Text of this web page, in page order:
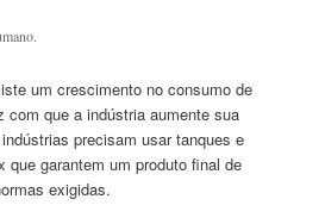
um crescimento no consumo de
com que a indústria aumente sua
precisam usar tanques e
que garantem um produto final de
exigidas.